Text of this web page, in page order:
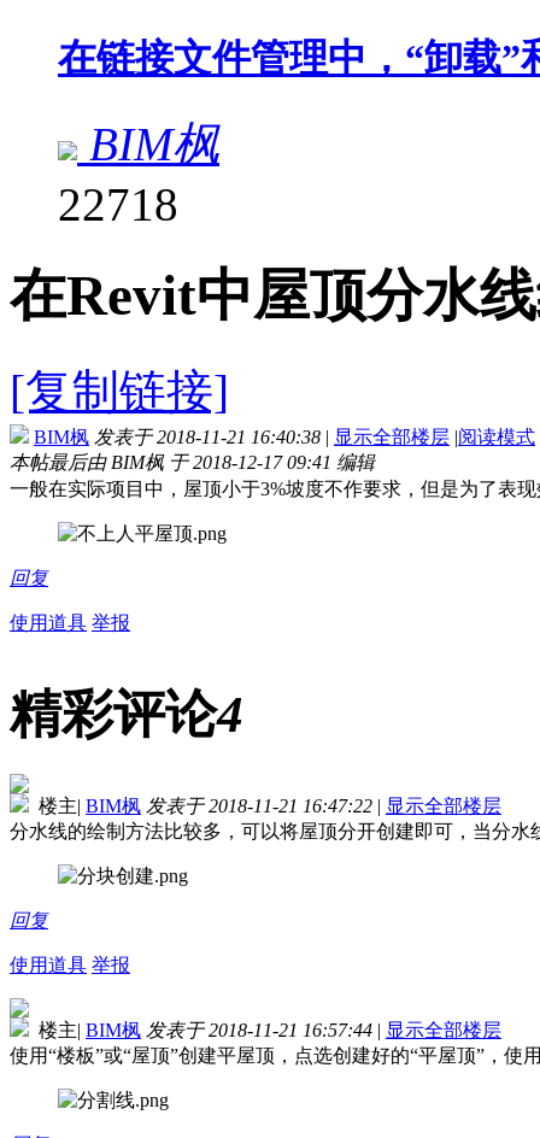
在链接文件管理中，“卸载”
BIM枫
22718
在Revit中屋顶分水
[复制链接]
BIM枫 发表于 2018-11-21 16:40:38 | 显示全部楼层 |阅读模式
本帖最后由 BIM枫 于 2018-12-17 09:41 编辑
一般在实际项目中，屋顶小于3%坡度不作要求，但是为了表
回复
使用道具 举报
精彩评论4
楼主| BIM枫 发表于 2018-11-21 16:47:22 | 显示全部楼层
分水线的绘制方法比较多，可以将屋顶分开创建即可，当分
回复
使用道具 举报
楼主| BIM枫 发表于 2018-11-21 16:57:44 | 显示全部楼层
使用“楼板”或“屋顶”创建平屋顶，点选创建好的“平屋顶”，使